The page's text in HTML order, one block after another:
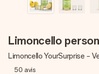
Limoncello
Limoncello YourSurprise -
50 avis